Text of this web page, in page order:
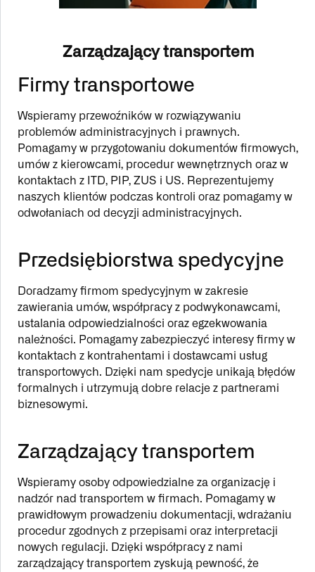
Zarządzający transportem
Firmy transportowe
Wspieramy przewoźników w rozwiązywaniu
problemów administracyjnych i prawnych.
Pomagamy w przygotowaniu dokumentów firmowych,
umów z kierowcami, procedur wewnętrznych oraz w
kontaktach z ITD, PIP, ZUS i US. Reprezentujemy
naszych klientów podczas kontroli oraz pomagamy w
odwołaniach od decyzji administracyjnych.
Przedsiębiorstwa spedycyjne
Doradzamy firmom spedycyjnym w zakresie
zawierania umów, współpracy z podwykonawcami,
ustalania odpowiedzialności oraz egzekwowania
należności. Pomagamy zabezpieczyć interesy firmy w
kontaktach z kontrahentami i dostawcami usług
transportowych. Dzięki nam spedycje unikają błędów
formalnych i utrzymują dobre relacje z partnerami
biznesowymi.
Zarządzający transportem
Wspieramy osoby odpowiedzialne za organizację i
nadzór nad transportem w firmach. Pomagamy w
prawidłowym prowadzeniu dokumentacji, wdrażaniu
procedur zgodnych z przepisami oraz interpretacji
nowych regulacji. Dzięki współpracy z nami
zarządzający transportem zyskują pewność, że